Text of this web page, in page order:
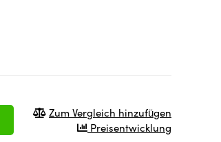
Zum Vergleich hinzufügen
Preisentwicklung